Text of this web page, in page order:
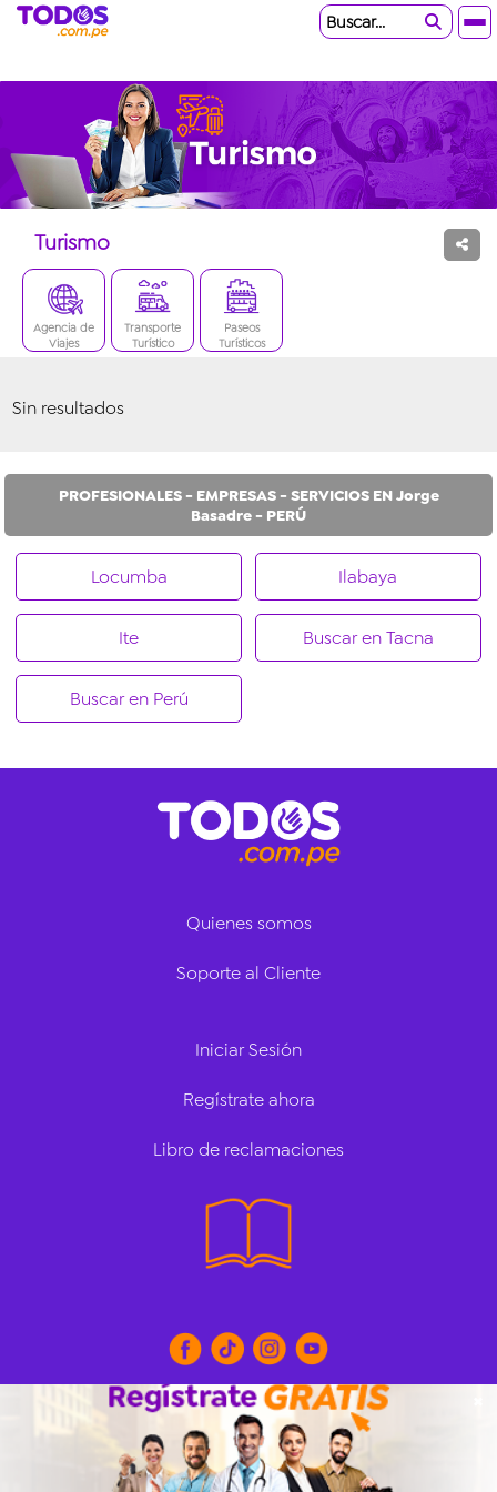
Buscar...
Turismo
Agencia de
Viajes
Transporte
Turístico
Paseos
Turísticos
Sin resultados
PROFESIONALES - EMPRESAS - SERVICIOS EN Jorge
Basadre - PERÚ
Locumba Ilabaya
Ite Buscar en Tacna
Buscar en Perú
Quienes somos
Soporte al Cliente
Iniciar Sesión
Regístrate ahora
Libro de reclamaciones
© Todos Anuncios Clasificados. Todos los derechos
reservados. Revisa nuestros Términos y Condiciones